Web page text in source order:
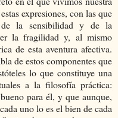
expresiones, con las que
de la sensibilidad y de la
la fragilidad y, al mismo
de esta aventura afectiva.
de estos componentes que
lo que constituye una
a la filosofía práctica:
para él, y que aunque,
uno lo es el bien de cada